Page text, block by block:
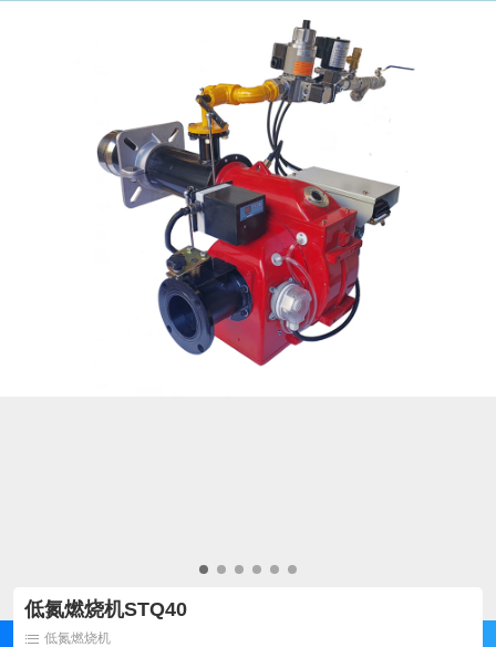
低氮燃烧机STQ40
低氮燃烧机